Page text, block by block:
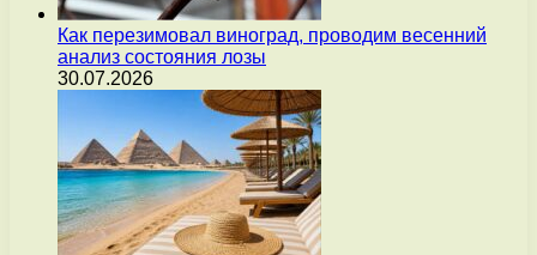
Как перезимовал виноград, проводим весенний
анализ состояния лозы
30.07.2026